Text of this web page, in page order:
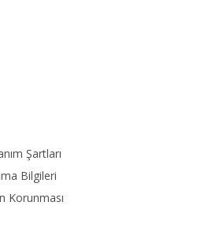
Şartları
Bilgileri
Korunması